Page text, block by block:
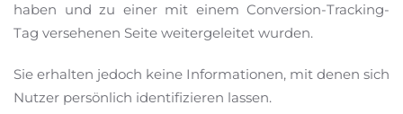
haben und zu einer mit einem Conversion-Tracking-
Tag versehenen Seite weitergeleitet wurden.
Sie erhalten jedoch keine Informationen, mit denen sich
Nutzer persönlich identifizieren lassen.